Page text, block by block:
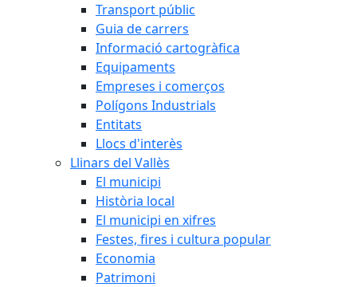
Transport públic
Guia de carrers
Informació cartogràfica
Equipaments
Empreses i comerços
Polígons Industrials
Entitats
Llocs d'interès
Llinars del Vallès
El municipi
Història local
El municipi en xifres
Festes, fires i cultura popular
Economia
Patrimoni